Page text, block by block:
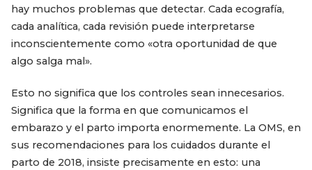
hay muchos problemas que detectar. Cada ecografía,
cada analítica, cada revisión puede interpretarse
inconscientemente como «otra oportunidad de que
algo salga mal».
Esto no significa que los controles sean innecesarios.
Significa que la forma en que comunicamos el
embarazo y el parto importa enormemente. La OMS, en
sus recomendaciones para los cuidados durante el
parto de 2018, insiste precisamente en esto: una